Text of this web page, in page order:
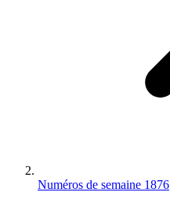
Numéros de semaine 1876